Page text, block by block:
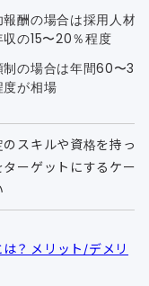
報酬の場合は採用人材
収の15〜20％程度
制の場合は年間60〜
度が相場
のスキルや資格を持っ
ターゲットにするケー
？ メリット/デメリ